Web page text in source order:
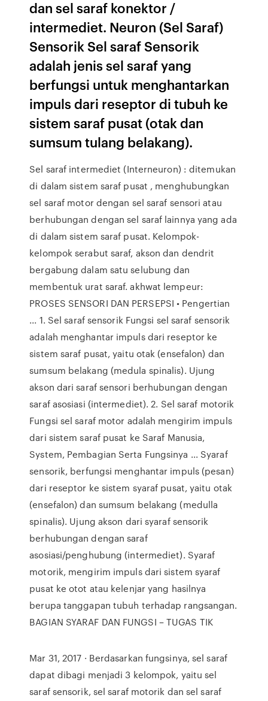
dan sel saraf konektor /
intermediet. Neuron (Sel Saraf)
Sensorik Sel saraf Sensorik
adalah jenis sel saraf yang
berfungsi untuk menghantarkan
impuls dari reseptor di tubuh ke
sistem saraf pusat (otak dan
sumsum tulang belakang).
Sel saraf intermediet (Interneuron) : ditemukan
di dalam sistem saraf pusat , menghubungkan
sel saraf motor dengan sel saraf sensori atau
berhubungan dengan sel saraf lainnya yang ada
di dalam sistem saraf pusat. Kelompok-
kelompok serabut saraf, akson dan dendrit
bergabung dalam satu selubung dan
membentuk urat saraf. akhwat lempeur:
PROSES SENSORI DAN PERSEPSI • Pengertian
... 1. Sel saraf sensorik Fungsi sel saraf sensorik
adalah menghantar impuls dari reseptor ke
sistem saraf pusat, yaitu otak (ensefalon) dan
sumsum belakang (medula spinalis). Ujung
akson dari saraf sensori berhubungan dengan
saraf asosiasi (intermediet). 2. Sel saraf motorik
Fungsi sel saraf motor adalah mengirim impuls
dari sistem saraf pusat ke Saraf Manusia,
System, Pembagian Serta Fungsinya ... Syaraf
sensorik, berfungsi menghantar impuls (pesan)
dari reseptor ke sistem syaraf pusat, yaitu otak
(ensefalon) dan sumsum belakang (medulla
spinalis). Ujung akson dari syaraf sensorik
berhubungan dengan saraf
asosiasi/penghubung (intermediet). Syaraf
motorik, mengirim impuls dari sistem syaraf
pusat ke otot atau kelenjar yang hasilnya
berupa tanggapan tubuh terhadap rangsangan.
BAGIAN SYARAF DAN FUNGSI – TUGAS TIK
Mar 31, 2017 · Berdasarkan fungsinya, sel saraf
dapat dibagi menjadi 3 kelompok, yaitu sel
saraf sensorik, sel saraf motorik dan sel saraf